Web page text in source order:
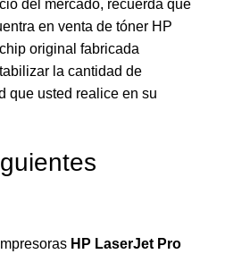
del mercado, recuerda que
en venta de tóner HP
original fabricada
la cantidad de
que usted realice en su
HP LaserJet Pro